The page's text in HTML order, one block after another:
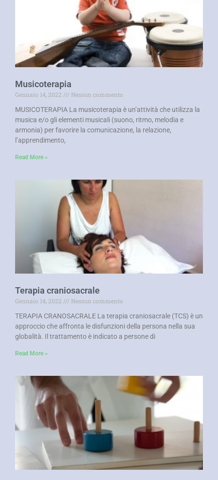
Musicoterapia
Gennaio 14, 2022
Nessun commento
MUSICOTERAPIA La musicoterapia è un’attività che utilizza la
musica e/o gli elementi musicali (suono, ritmo, melodia e
armonia) per favorire la comunicazione, la relazione,
l’apprendimento,
Read More »
Terapia craniosacrale
Gennaio 14, 2022
Nessun commento
TERAPIA CRANOSACRALE La terapia craniosacrale (TCS) è un
approccio che affronta le disfunzioni della persona nella sua
globalità. Il trattamento è indicato a persone di
Read More »